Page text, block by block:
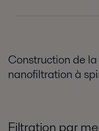
Construction de
nanofiltration à
Filtration par